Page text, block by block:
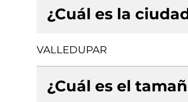
¿Cuál es la
VALLEDUPAR
¿Cuál es el